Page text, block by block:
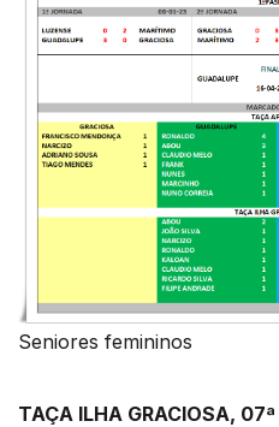
Seniores femininos
TAÇA ILHA GRACIOSA,